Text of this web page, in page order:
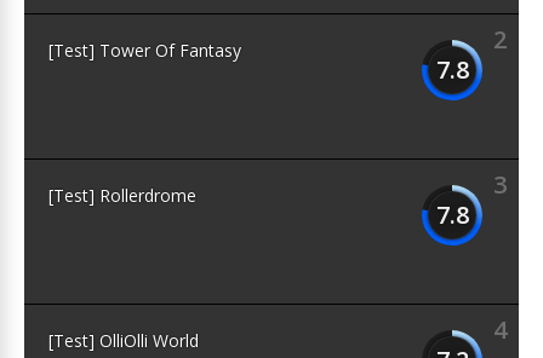
2
7.8
[Test] Tower Of Fantasy
3
7.8
[Test] Rollerdrome
4
[Test] OlliOlli World